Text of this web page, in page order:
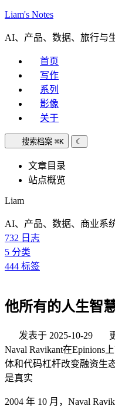
Liam's Notes
AI、产品、数据、旅行与
首页
写作
系列
影像
关于
搜索档案 ⌘K ☾
文章目录
站点概览
Liam
AI、产品、数据、商业系
732 日志
5 分类
444 标签
他所有的人生智
发表于 2025-10-29
Naval Ravikant在
体和代码杠杆改变融资生
是真实
2004 年 10 月，Naval